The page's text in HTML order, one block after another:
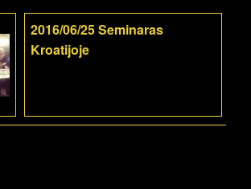
2016/06/25 Seminaras
Kroatijoje